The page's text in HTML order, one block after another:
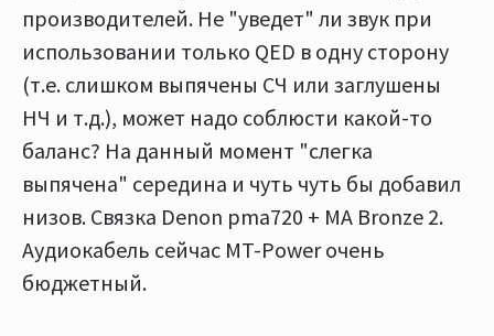
производителей. Не "уведет" ли звук при
использовании только QED в одну сторону
(т.е. слишком выпячены СЧ или заглушены
НЧ и т.д.), может надо соблюсти какой-то
баланс? На данный момент "слегка
выпячена" середина и чуть чуть бы добавил
низов. Связка Denon pma720 + MA Bronze 2.
Аудиокабель сейчас MT-Power очень
бюджетный.